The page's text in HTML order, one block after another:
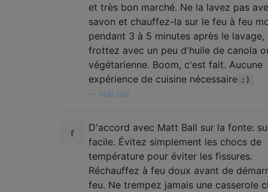
et très bon marché. Ne la lavez pas
savon et chauffez-la sur le feu à feu
pendant 3 à 5 minutes après le lavage,
frottez avec un peu d'huile de canola
végétarienne. Boom, c'est fait. Aucune
expérience de cuisine nécessaire :)
Matt Ball
D'accord avec Matt Ball sur la fonte:
facile. Évitez simplement les chocs de
température pour éviter les fissures.
Réchauffez à feu doux avant de
feu. Ne trempez jamais une casserole